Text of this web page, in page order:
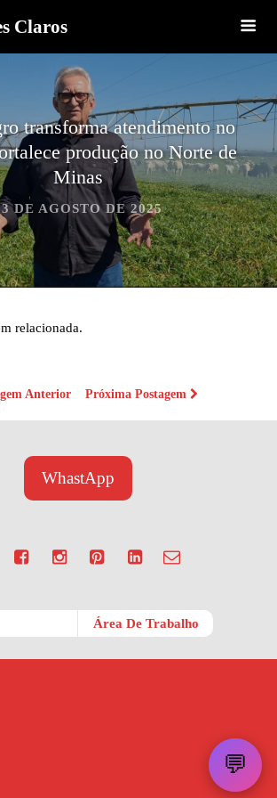
Claros
transforma atendimento no
produção no Norte de
Minas
DE AGOSTO DE 2025
relacionada.
Anterior Próxima Postagem
WhastApp
💬
Área De Trabalho